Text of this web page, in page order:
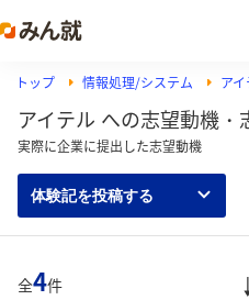
トップ 情報処理/システム ア
アイテル への志望動機・
実際に企業に提出した志望動機
体験記を投稿する
全4件